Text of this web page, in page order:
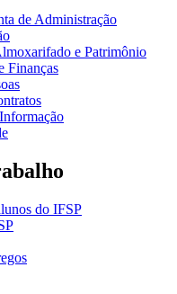
de Administração
e Patrimônio
Finanças
do IFSP